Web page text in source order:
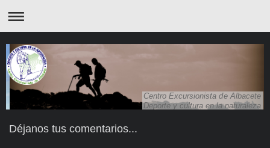
Centro Excursionista de Albacete
Deporte y cultura en la naturaleza
Déjanos tus comentarios...